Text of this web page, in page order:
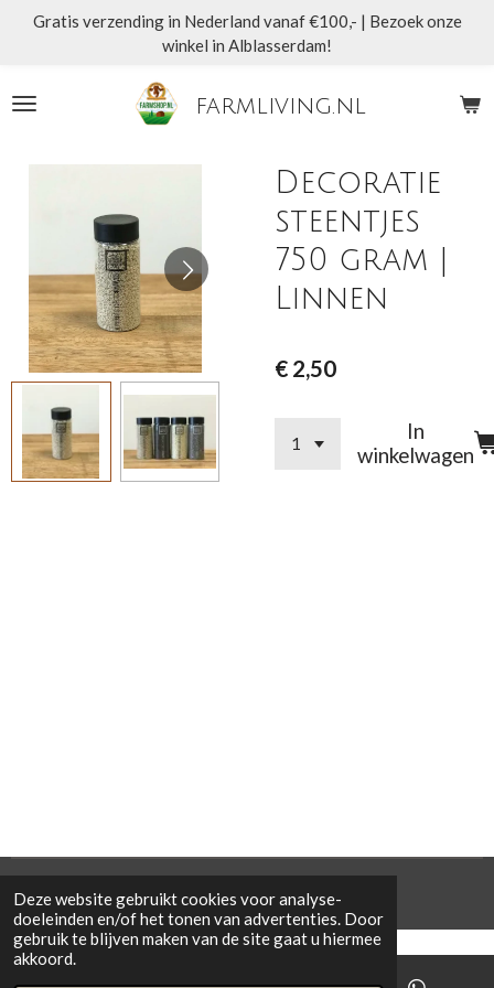
Deze website gebruikt cookies voor analyse-
doeleinden en/of het tonen van advertenties. Door
gebruik te blijven maken van de site gaat u hiermee
akkoord.
de
farmliving.nl
Gratis verzending in Nederland vanaf €100,- | Bezoek onze
winkel in Alblasserdam!
Decoratie
steentjes
750 gram |
Linnen
€ 2,50
In
winkelwagen
© 2021 Cowporation Farmshop